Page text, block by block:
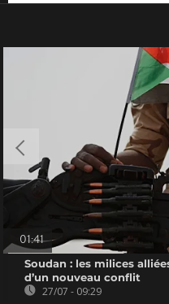
01:41
Soudan : les milices
d’un nouveau conflit
27/07 - 09:29